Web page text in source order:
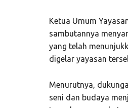
Ketua Umum
sambutannya
yang telah
digelar yayasan
Menurutnya,
seni dan budaya